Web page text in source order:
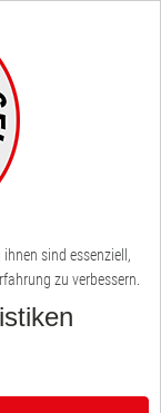
sind essenziell,
zu verbessern.